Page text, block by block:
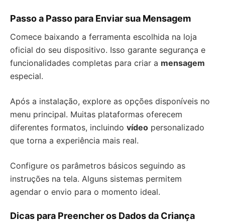
Passo a Passo para Enviar sua Mensagem
Comece baixando a ferramenta escolhida na loja
oficial do seu dispositivo. Isso garante segurança e
funcionalidades completas para criar a mensagem
especial.
Após a instalação, explore as opções disponíveis no
menu principal. Muitas plataformas oferecem
diferentes formatos, incluindo vídeo personalizado
que torna a experiência mais real.
Configure os parâmetros básicos seguindo as
instruções na tela. Alguns sistemas permitem
agendar o envio para o momento ideal.
Dicas para Preencher os Dados da Criança